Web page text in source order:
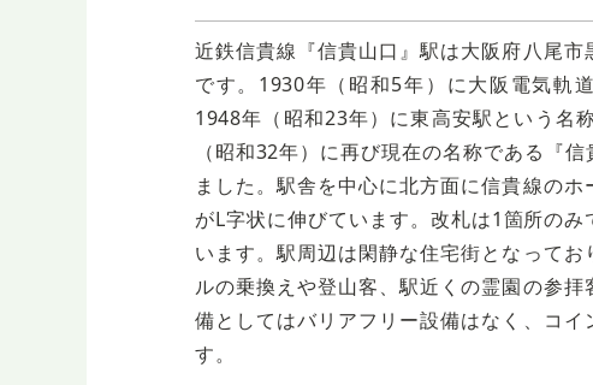
近鉄信貴線『信貴山口』駅は大阪府八尾
です。1930年（昭和5年）に大阪電気軌
1948年（昭和23年）に東高安駅という名
（昭和32年）に再び現在の名称である『
ました。駅舎を中心に北方面に信貴線の
がL字状に伸びています。改札は1箇所の
います。駅周辺は閑静な住宅街となって
ルの乗換えや登山客、駅近くの霊園の参
備としてはバリアフリー設備はなく、コイ
す。